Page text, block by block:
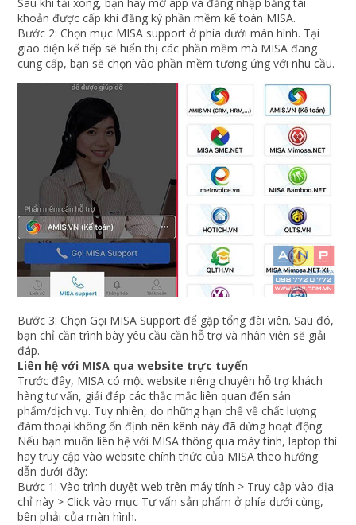
khoản được cấp khi đăng ký phần mềm kế toán MISA.
Bước 2: Chọn mục MISA support ở phía dưới màn hình. Tại
giao diện kế tiếp sẽ hiển thị các phần mềm mà MISA đang
cung cấp, bạn sẽ chọn vào phần mềm tương ứng với nhu cầu.
Bước 3: Chọn Gọi MISA Support để gặp tổng đài viên. Sau đó,
bạn chỉ cần trình bày yêu cầu cần hỗ trợ và nhân viên sẽ giải
đáp.
Liên hệ với MISA qua website trực tuyến
Trước đây, MISA có một website riêng chuyên hỗ trợ khách
hàng tư vấn, giải đáp các thắc mắc liên quan đến sản
phẩm/dịch vụ. Tuy nhiên, do những hạn chế về chất lượng
đàm thoại không ổn định nên kênh này đã dừng hoạt động.
Nếu bạn muốn liên hệ với MISA thông qua máy tính, laptop thì
hãy truy cập vào website chính thức của MISA theo hướng
dẫn dưới đây:
Bước 1: Vào trình duyệt web trên máy tính > Truy cập vào địa
chỉ này > Click vào mục Tư vấn sản phẩm ở phía dưới cùng,
bên phải của màn hình.